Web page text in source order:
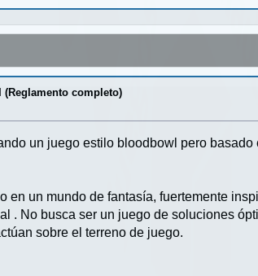
(Reglamento completo)
un juego estilo bloodbowl pero basado
en un mundo de fantasía, fuertemente
. No busca ser un juego de soluciones
sobre el terreno de juego.